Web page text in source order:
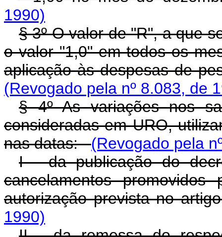
1990)
§ 3º O valor de "R", a que
o valor "1,0" em todos os
aplicação às despesas de
(Revogado pela nº 8.083, de
§ 4º As variações nos
consideradas em URO,
nas datas:(Revogado pela
I - da publicação do
cancelamentos
autorização prevista no
1990)